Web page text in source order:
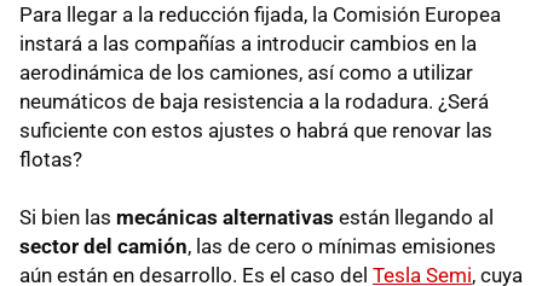
Para llegar a la reducción fijada, la Comisión Europea
instará a las compañías a introducir cambios en la
aerodinámica de los camiones, así como a utilizar
neumáticos de baja resistencia a la rodadura. ¿Será
suficiente con estos ajustes o habrá que renovar las
flotas?
Si bien las mecánicas alternativas están llegando al
sector del camión, las de cero o mínimas emisiones
aún están en desarrollo. Es el caso del Tesla Semi, cuya